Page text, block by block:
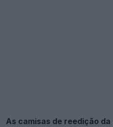
As camisas de reedição da